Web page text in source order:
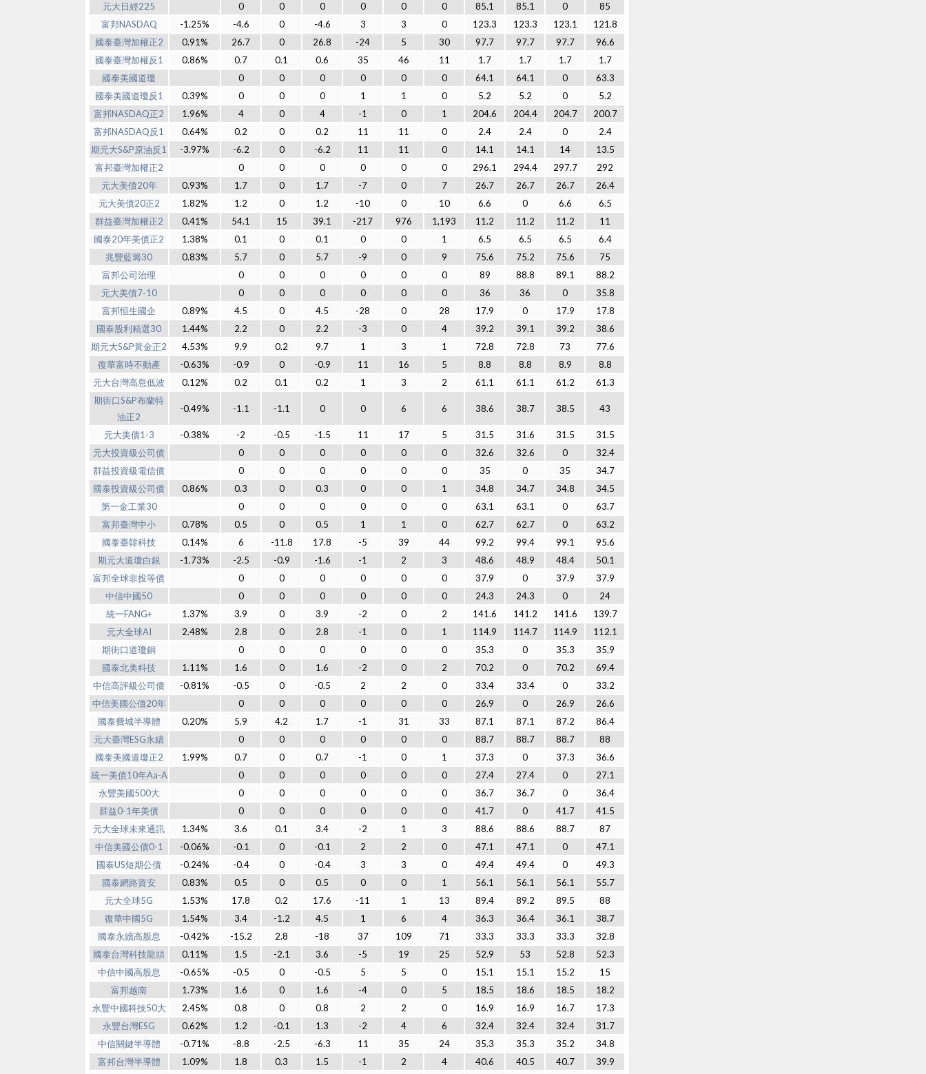
元大日經225
0 0 0 0 0 0 85.1 85.1 0
85
富邦NASDAQ
-1.25% -4.6 0 -4.6 3 3 0 123.3 123.3 123.1
121.8
國泰臺灣加權正2
0.91% 26.7 0 26.8 -24 5 30 97.7 97.7 97.7
96.6
國泰臺灣加權反1
0.86% 0.7 0.1 0.6 35 46 11 1.7 1.7 1.7
1.7
國泰美國道瓊
0 0 0 0 0 0 64.1 64.1 0
63.3
國泰美國道瓊反1
0.39% 0 0 0 1 1 0 5.2 5.2 0
5.2
富邦NASDAQ正2
1.96% 4 0 4 -1 0 1 204.6 204.4 204.7
200.7
富邦NASDAQ反1
0.64% 0.2 0 0.2 11 11 0 2.4 2.4 0
2.4
期元大S&P原油反1
-3.97% -6.2 0 -6.2 11 11 0 14.1 14.1 14
13.5
富邦臺灣加權正2
0 0 0 0 0 0 296.1 294.4 297.7
292
元大美債20年
0.93% 1.7 0 1.7 -7 0 7 26.7 26.7 26.7
26.4
元大美債20正2
1.82% 1.2 0 1.2 -10 0 10 6.6 0 6.6
6.5
群益臺灣加權正2
0.41% 54.1 15 39.1 -217 976 1,193 11.2 11.2 11.2
11
國泰20年美債正2
1.38% 0.1 0 0.1 0 0 1 6.5 6.5 6.5
6.4
兆豐藍籌30
0.83% 5.7 0 5.7 -9 0 9 75.6 75.2 75.6
75
富邦公司治理
0 0 0 0 0 0 89 88.8 89.1
88.2
元大美債7-10
0 0 0 0 0 0 36 36 0
35.8
富邦恒生國企
0.89% 4.5 0 4.5 -28 0 28 17.9 0 17.9
17.8
國泰股利精選30
1.44% 2.2 0 2.2 -3 0 4 39.2 39.1 39.2
38.6
期元大S&P黃金正2
4.53% 9.9 0.2 9.7 1 3 1 72.8 72.8 73
77.6
復華富時不動產
-0.63% -0.9 0 -0.9 11 16 5 8.8 8.8 8.9
8.8
元大台灣高息低波
0.12% 0.2 0.1 0.2 1 3 2 61.1 61.1 61.2
61.3
期街口S&P布蘭特
油正2
-0.49% -1.1 -1.1 0 0 6 6 38.6 38.7 38.5 43
元大美債1-3 -0.38% -2 -0.5 -1.5 11 17 5 31.5 31.6 31.5
31.5
元大投資級公司債
0 0 0 0 0 0 32.6 32.6 0
32.4
群益投資級電信債
0 0 0 0 0 0 35 0 35
34.7
國泰投資級公司債
0.86% 0.3 0 0.3 0 0 1 34.8 34.7 34.8
34.5
第一金工業30
0 0 0 0 0 0 63.1 63.1 0
63.7
富邦臺灣中小
0.78% 0.5 0 0.5 1 1 0 62.7 62.7 0
63.2
國泰臺韓科技
0.14% 6 -11.8 17.8 -5 39 44 99.2 99.4 99.1
95.6
期元大道瓊白銀
-1.73% -2.5 -0.9 -1.6 -1 2 3 48.6 48.9 48.4
50.1
富邦全球非投等債
0 0 0 0 0 0 37.9 0 37.9
37.9
中信中國50
0 0 0 0 0 0 24.3 24.3 0
24
統一FANG+
1.37% 3.9 0 3.9 -2 0 2 141.6 141.2 141.6
139.7
元大全球AI
2.48% 2.8 0 2.8 -1 0 1 114.9 114.7 114.9
112.1
期街口道瓊銅
0 0 0 0 0 0 35.3 0 35.3
35.9
國泰北美科技
1.11% 1.6 0 1.6 -2 0 2 70.2 0 70.2
69.4
中信高評級公司債
-0.81% -0.5 0 -0.5 2 2 0 33.4 33.4 0
33.2
中信美國公債20年
0 0 0 0 0 0 26.9 0 26.9
26.6
國泰費城半導體
0.20% 5.9 4.2 1.7 -1 31 33 87.1 87.1 87.2
86.4
元大臺灣ESG永續
0 0 0 0 0 0 88.7 88.7 88.7
88
國泰美國道瓊正2
1.99% 0.7 0 0.7 -1 0 1 37.3 0 37.3
36.6
統一美債10年Aa-A
0 0 0 0 0 0 27.4 27.4 0
27.1
永豐美國500大
0 0 0 0 0 0 36.7 36.7 0
36.4
群益0-1年美債
0 0 0 0 0 0 41.7 0 41.7
41.5
元大全球未來通訊
1.34% 3.6 0.1 3.4 -2 1 3 88.6 88.6 88.7
87
中信美國公債0-1
-0.06% -0.1 0 -0.1 2 2 0 47.1 47.1 0
47.1
國泰US短期公債
-0.24% -0.4 0 -0.4 3 3 0 49.4 49.4 0
49.3
國泰網路資安
0.83% 0.5 0 0.5 0 0 1 56.1 56.1 56.1
55.7
元大全球5G
1.53% 17.8 0.2 17.6 -11 1 13 89.4 89.2 89.5
88
復華中國5G
1.54% 3.4 -1.2 4.5 1 6 4 36.3 36.4 36.1
38.7
國泰永續高股息
-0.42% -15.2 2.8 -18 37 109 71 33.3 33.3 33.3
32.8
國泰台灣科技龍頭
0.11% 1.5 -2.1 3.6 -5 19 25 52.9 53 52.8
52.3
中信中國高股息
-0.65% -0.5 0 -0.5 5 5 0 15.1 15.1 15.2
15
富邦越南
1.73% 1.6 0 1.6 -4 0 5 18.5 18.6 18.5
18.2
永豐中國科技50大
2.45% 0.8 0 0.8 2 2 0 16.9 16.9 16.7
17.3
永豐台灣ESG
0.62% 1.2 -0.1 1.3 -2 4 6 32.4 32.4 32.4
31.7
中信關鍵半導體
-0.71% -8.8 -2.5 -6.3 11 35 24 35.3 35.3 35.2
34.8
富邦台灣半導體
1.09% 1.8 0.3 1.5 -1 2 4 40.6 40.5 40.7 39.9